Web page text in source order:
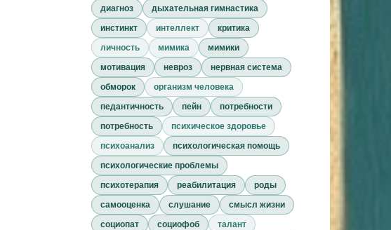
диагноз
дыхательная гимнастика
инстинкт
интеллект
критика
личность
мимика
мимики
мотивация
невроз
нервная система
обморок
организм человека
педантичность
пейн
потребности
потребность
психическое здоровье
психоанализ
психологическая помощь
психологические проблемы
психотерапия
реабилитация
роды
самооценка
слушание
смысл жизни
социопат
социофоб
талант